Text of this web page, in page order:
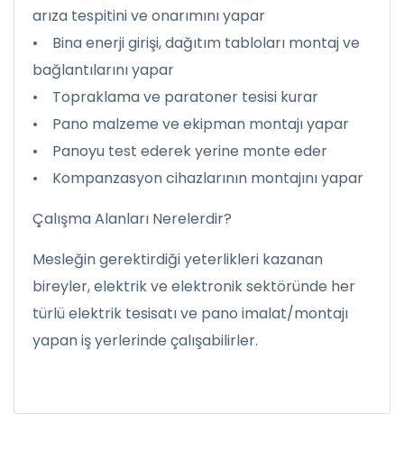
arıza tespitini ve onarımını yapar
• Bina enerji girişi, dağıtım tabloları montaj ve
bağlantılarını yapar
• Topraklama ve paratoner tesisi kurar
• Pano malzeme ve ekipman montajı yapar
• Panoyu test ederek yerine monte eder
• Kompanzasyon cihazlarının montajını yapar
Çalışma Alanları Nerelerdir?
Mesleğin gerektirdiği yeterlikleri kazanan
bireyler, elektrik ve elektronik sektöründe her
türlü elektrik tesisatı ve pano imalat/montajı
yapan iş yerlerinde çalışabilirler.